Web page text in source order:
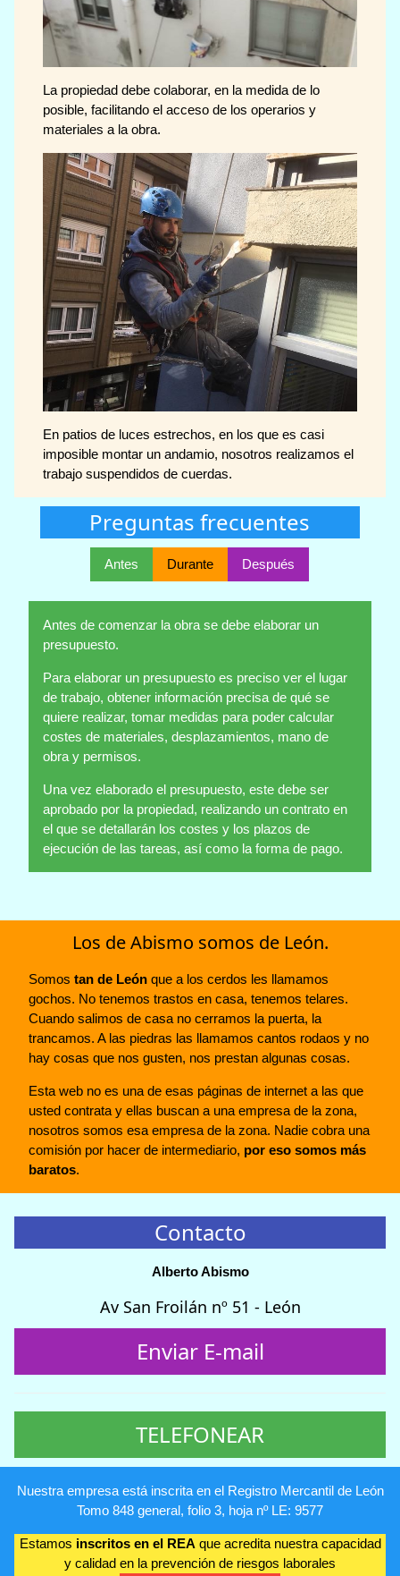
La propiedad debe colaborar, en la medida de lo
posible, facilitando el acceso de los operarios y
materiales a la obra.
En patios de luces estrechos, en los que es casi
imposible montar un andamio, nosotros realizamos el
trabajo suspendidos de cuerdas.
Preguntas frecuentes
Antes Durante Después
Antes de comenzar la obra se debe elaborar un
presupuesto.
Para elaborar un presupuesto es preciso ver el lugar
de trabajo, obtener información precisa de qué se
quiere realizar, tomar medidas para poder calcular
costes de materiales, desplazamientos, mano de
obra y permisos.
Una vez elaborado el presupuesto, este debe ser
aprobado por la propiedad, realizando un contrato en
el que se detallarán los costes y los plazos de
ejecución de las tareas, así como la forma de pago.
Los de Abismo somos de León.
Somos tan de León que a los cerdos les llamamos
gochos. No tenemos trastos en casa, tenemos telares.
Cuando salimos de casa no cerramos la puerta, la
trancamos. A las piedras las llamamos cantos rodaos y no
hay cosas que nos gusten, nos prestan algunas cosas.
Esta web no es una de esas páginas de internet a las que
usted contrata y ellas buscan a una empresa de la zona,
nosotros somos esa empresa de la zona. Nadie cobra una
comisión por hacer de intermediario, por eso somos más
baratos.
Contacto
Alberto Abismo
Av San Froilán nº 51 - León
Enviar E-mail
TELEFONEAR
Nuestra empresa está inscrita en el Registro Mercantil de León
Tomo 848 general, folio 3, hoja nº LE: 9577
Estamos inscritos en el REA que acredita nuestra capacidad
y calidad en la prevención de riesgos laborales